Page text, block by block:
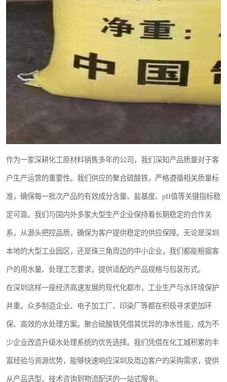
作为一家深耕化工原材料销售多年的公司，我们深知产品质量对于客
户生产运营的重要性。我们供应的聚合硫酸铁，严格遵循相关质量标
准，确保每一批次产品的有效成分含量、盐基度、pH值等关键指标稳
定可靠。我们与国内外多家大型生产企业保持着长期稳定的合作关
系，从源头把控品质，确保为客户提供稳定的供应保障。无论是深圳
本地的大型工业园区，还是珠三角周边的中小企业，我们都能根据客
户的用水量、处理工艺要求，提供适配的产品规格与包装形式。
在深圳这样一座经济高速发展的现代化都市，工业生产与水环境保护
并重。众多制造企业、电子加工厂、印染厂等都在积极寻求更加环
保、高效的水处理方案。聚合硫酸铁凭借其优异的净水性能，成为不
少企业改造升级水处理系统的优先选择。我们凭借在化工城积累的丰
富经验与资源优势，能够快速响应深圳及周边客户的采购需求，提供
从产品选型、技术咨询到物流配送的一站式服务。